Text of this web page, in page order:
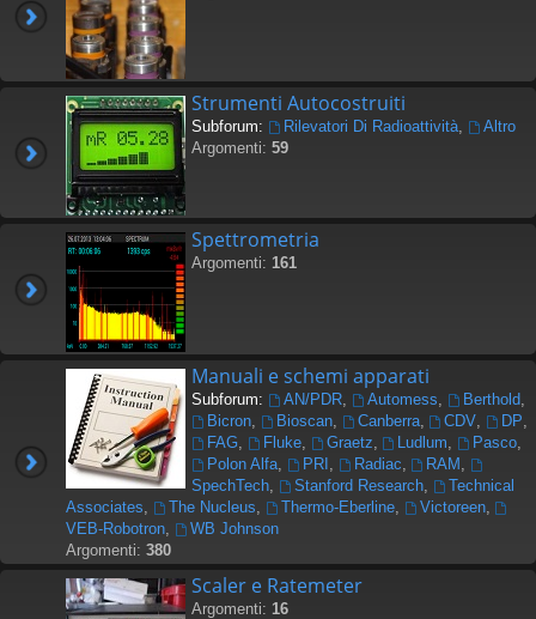
Strumenti Autocostruiti
Subforum: Rilevatori Di Radioattività,
Altro
Argomenti: 59
Spettrometria
Argomenti: 161
Manuali e schemi apparati
Subforum: AN/PDR, Automess, Berthold,
Bicron, Bioscan, Canberra, CDV, DP,
FAG, Fluke, Graetz, Ludlum, Pasco,
Polon Alfa, PRI , Radiac, RAM ,
SpechTech, Stanford Research,
Technical
Associates, The Nucleus, Thermo-Eberline, Victoreen,
VEB-Robotron,
WB Johnson
Argomenti: 380
Scaler e Ratemeter
Argomenti: 16